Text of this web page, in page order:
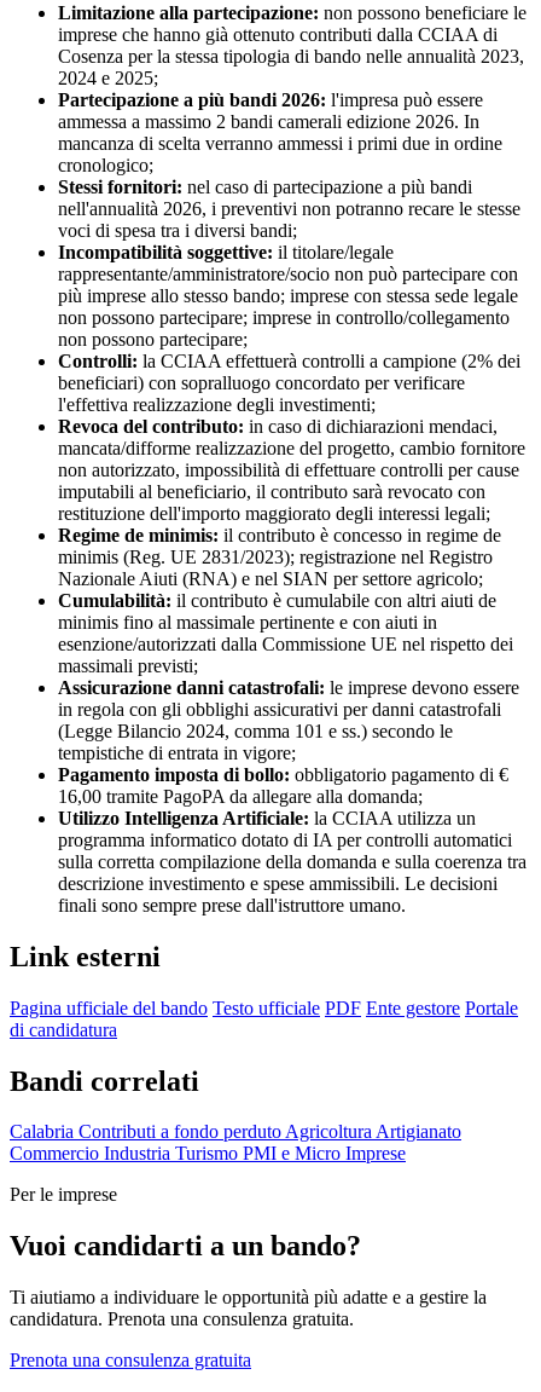
Limitazione alla partecipazione: non possono beneficiare le
imprese che hanno già ottenuto contributi dalla CCIAA di
Cosenza per la stessa tipologia di bando nelle annualità 2023,
2024 e 2025;
Partecipazione a più bandi 2026: l'impresa può essere
ammessa a massimo 2 bandi camerali edizione 2026. In
mancanza di scelta verranno ammessi i primi due in ordine
cronologico;
Stessi fornitori: nel caso di partecipazione a più bandi
nell'annualità 2026, i preventivi non potranno recare le stesse
voci di spesa tra i diversi bandi;
Incompatibilità soggettive: il titolare/legale
rappresentante/amministratore/socio non può partecipare con
più imprese allo stesso bando; imprese con stessa sede legale
non possono partecipare; imprese in controllo/collegamento
non possono partecipare;
Controlli: la CCIAA effettuerà controlli a campione (2% dei
beneficiari) con sopralluogo concordato per verificare
l'effettiva realizzazione degli investimenti;
Revoca del contributo: in caso di dichiarazioni mendaci,
mancata/difforme realizzazione del progetto, cambio fornitore
non autorizzato, impossibilità di effettuare controlli per cause
imputabili al beneficiario, il contributo sarà revocato con
restituzione dell'importo maggiorato degli interessi legali;
Regime de minimis: il contributo è concesso in regime de
minimis (Reg. UE 2831/2023); registrazione nel Registro
Nazionale Aiuti (RNA) e nel SIAN per settore agricolo;
Cumulabilità: il contributo è cumulabile con altri aiuti de
minimis fino al massimale pertinente e con aiuti in
esenzione/autorizzati dalla Commissione UE nel rispetto dei
massimali previsti;
Assicurazione danni catastrofali: le imprese devono essere
in regola con gli obblighi assicurativi per danni catastrofali
(Legge Bilancio 2024, comma 101 e ss.) secondo le
tempistiche di entrata in vigore;
Pagamento imposta di bollo: obbligatorio pagamento di €
16,00 tramite PagoPA da allegare alla domanda;
Utilizzo Intelligenza Artificiale: la CCIAA utilizza un
programma informatico dotato di IA per controlli automatici
sulla corretta compilazione della domanda e sulla coerenza tra
descrizione investimento e spese ammissibili. Le decisioni
finali sono sempre prese dall'istruttore umano.
Link esterni
Pagina ufficiale del bando Testo ufficiale PDF Ente gestore Portale
di candidatura
Bandi correlati
Calabria Contributi a fondo perdutoAgricolturaArtigianato
Commercio Industria Turismo PMI e Micro Imprese
Per le imprese
Vuoi candidarti a un bando?
Ti aiutiamo a individuare le opportunità più adatte e a gestire la
candidatura. Prenota una consulenza gratuita.
Prenota una consulenza gratuita